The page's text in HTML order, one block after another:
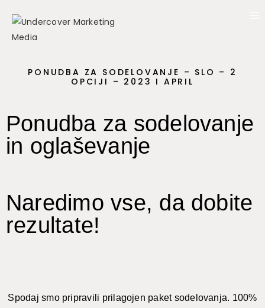
PONUDBA ZA SODELOVANJE – SLO – 2
OPCIJI – 2023 I APRIL
Ponudba za sodelovanje
in oglaševanje
Naredimo vse, da dobite
rezultate!
Spodaj smo pripravili prilagojen paket sodelovanja. 100%